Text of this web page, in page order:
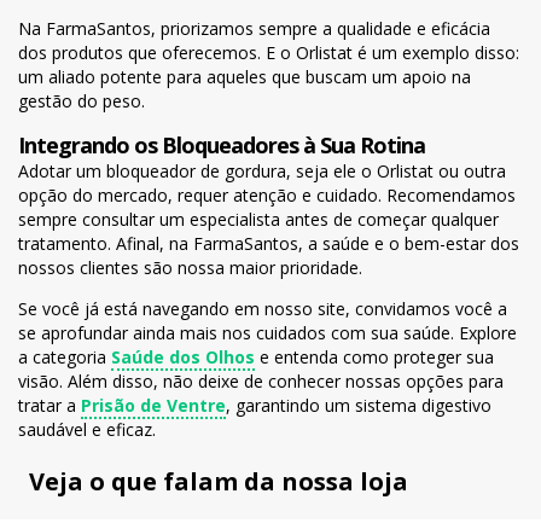
Na FarmaSantos, priorizamos sempre a qualidade e eficácia
dos produtos que oferecemos. E o Orlistat é um exemplo disso:
um aliado potente para aqueles que buscam um apoio na
gestão do peso.
Integrando os Bloqueadores à Sua Rotina
Adotar um bloqueador de gordura, seja ele o Orlistat ou outra
opção do mercado, requer atenção e cuidado. Recomendamos
sempre consultar um especialista antes de começar qualquer
tratamento. Afinal, na FarmaSantos, a saúde e o bem-estar dos
nossos clientes são nossa maior prioridade.
Se você já está navegando em nosso site, convidamos você a
se aprofundar ainda mais nos cuidados com sua saúde. Explore
a categoria Saúde dos Olhos e entenda como proteger sua
visão. Além disso, não deixe de conhecer nossas opções para
tratar a Prisão de Ventre, garantindo um sistema digestivo
saudável e eficaz.
Veja o que falam da nossa loja